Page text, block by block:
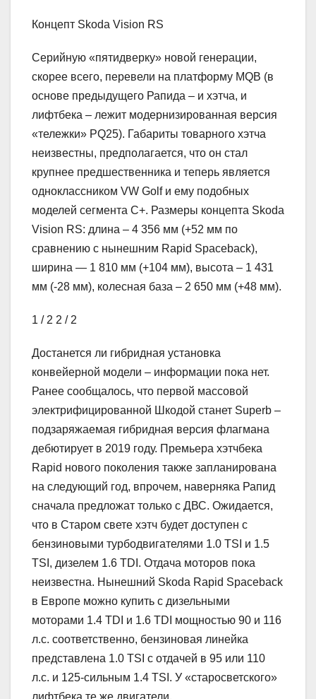
Концепт Skoda Vision RS
Серийную «пятидверку» новой генерации,
скорее всего, перевели на платформу MQB (в
основе предыдущего Рапида – и хэтча, и
лифтбека – лежит модернизированная версия
«тележки» PQ25). Габариты товарного хэтча
неизвестны, предполагается, что он стал
крупнее предшественника и теперь является
одноклассником VW Golf и ему подобных
моделей сегмента С+. Размеры концепта Skoda
Vision RS: длина – 4 356 мм (+52 мм по
сравнению с нынешним Rapid Spaceback),
ширина — 1 810 мм (+104 мм), высота – 1 431
мм (-28 мм), колесная база – 2 650 мм (+48 мм).
1 / 2 2 / 2
Достанется ли гибридная установка
конвейерной модели – информации пока нет.
Ранее сообщалось, что первой массовой
электрифицированной Шкодой станет Superb –
подзаряжаемая гибридная версия флагмана
дебютирует в 2019 году. Премьера хэтчбека
Rapid нового поколения также запланирована
на следующий год, впрочем, наверняка Рапид
сначала предложат только с ДВС. Ожидается,
что в Старом свете хэтч будет доступен с
бензиновыми турбодвигателями 1.0 TSI и 1.5
TSI, дизелем 1.6 TDI. Отдача моторов пока
неизвестна. Нынешний Skoda Rapid Spaceback
в Европе можно купить с дизельными
моторами 1.4 TDI и 1.6 TDI мощностью 90 и 116
л.с. соответственно, бензиновая линейка
представлена 1.0 TSI с отдачей в 95 или 110
л.с. и 125-сильным 1.4 TSI. У «старосветского»
лифтбека те же двигатели.